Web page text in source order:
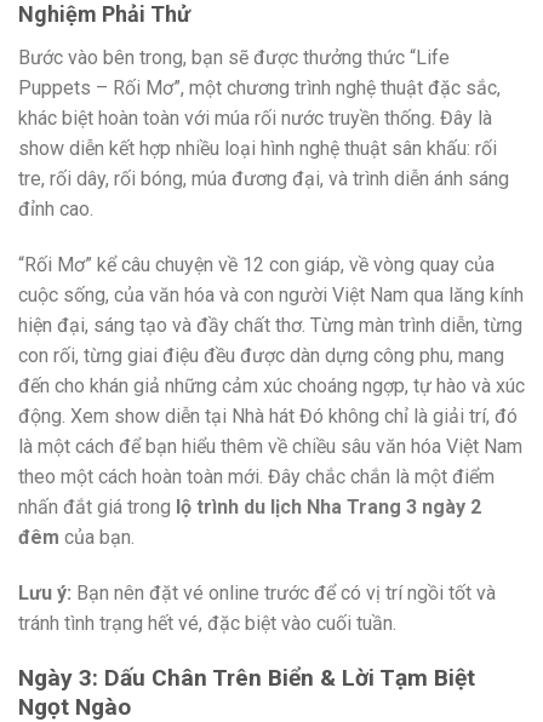
Nghiệm Phải Thử
Bước vào bên trong, bạn sẽ được thưởng thức “Life
Puppets – Rối Mơ”, một chương trình nghệ thuật đặc sắc,
khác biệt hoàn toàn với múa rối nước truyền thống. Đây là
show diễn kết hợp nhiều loại hình nghệ thuật sân khấu: rối
tre, rối dây, rối bóng, múa đương đại, và trình diễn ánh sáng
đỉnh cao.
“Rối Mơ” kể câu chuyện về 12 con giáp, về vòng quay của
cuộc sống, của văn hóa và con người Việt Nam qua lăng kính
hiện đại, sáng tạo và đầy chất thơ. Từng màn trình diễn, từng
con rối, từng giai điệu đều được dàn dựng công phu, mang
đến cho khán giả những cảm xúc choáng ngợp, tự hào và xúc
động. Xem show diễn tại Nhà hát Đó không chỉ là giải trí, đó
là một cách để bạn hiểu thêm về chiều sâu văn hóa Việt Nam
theo một cách hoàn toàn mới. Đây chắc chắn là một điểm
nhấn đắt giá trong lộ trình du lịch Nha Trang 3 ngày 2
đêm của bạn.
Lưu ý: Bạn nên đặt vé online trước để có vị trí ngồi tốt và
tránh tình trạng hết vé, đặc biệt vào cuối tuần.
Ngày 3: Dấu Chân Trên Biển & Lời Tạm Biệt
Ngọt Ngào